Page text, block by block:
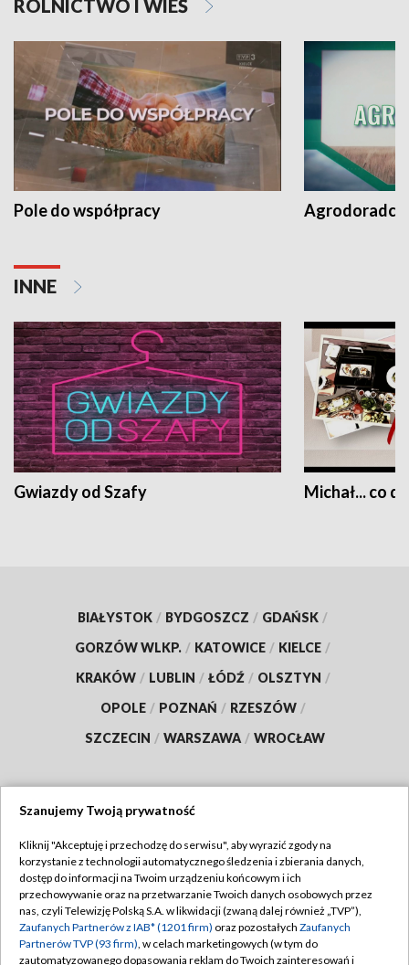
ROLNICTWO I WIEŚ
Pole do współpracy Agrodoradcy
INNE
Gwiazdy od Szafy Michał... co
BIAŁYSTOK / BYDGOSZCZ / GDAŃSK /
GORZÓW WLKP. / KATOWICE / KIELCE /
KRAKÓW / LUBLIN / ŁÓDŹ / OLSZTYN /
OPOLE / POZNAŃ / RZESZÓW /
SZCZECIN / WARSZAWA / WROCŁAW
TVP
Abonament TVP
Emisja w TVP
Centrum informacji TVP
Regulamin TVP
Polityka prywatności
Moje zgody
Szanujemy Twoją prywatność
Kliknij "Akceptuję i przechodzę do serwisu", aby wyrazić zgody na
korzystanie z technologii automatycznego śledzenia i zbierania danych,
dostęp do informacji na Twoim urządzeniu końcowym i ich
przechowywanie oraz na przetwarzanie Twoich danych osobowych przez
nas, czyli Telewizję Polską S.A. w likwidacji (zwaną dalej również „TVP”),
Zaufanych Partnerów z IAB* (1201 firm) oraz pozostałych Zaufanych
Partnerów TVP (93 firm), w celach marketingowych (w tym do
zautomatyzowanego dopasowania reklam do Twoich zainteresowań i